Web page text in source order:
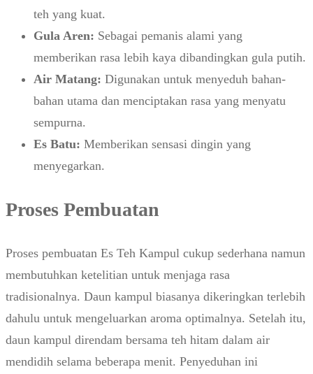
teh yang kuat.
Gula Aren: Sebagai pemanis alami yang
memberikan rasa lebih kaya dibandingkan gula putih.
Air Matang: Digunakan untuk menyeduh bahan-
bahan utama dan menciptakan rasa yang menyatu
sempurna.
Es Batu: Memberikan sensasi dingin yang
menyegarkan.
Proses Pembuatan
Proses pembuatan Es Teh Kampul cukup sederhana namun
membutuhkan ketelitian untuk menjaga rasa
tradisionalnya. Daun kampul biasanya dikeringkan terlebih
dahulu untuk mengeluarkan aroma optimalnya. Setelah itu,
daun kampul direndam bersama teh hitam dalam air
mendidih selama beberapa menit. Penyeduhan ini